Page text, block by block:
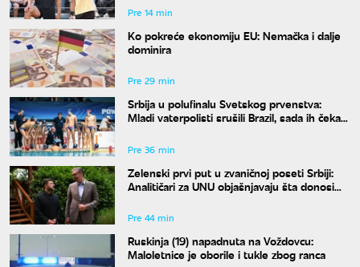
Pre 14 min
Ko pokreće ekonomiju EU: Nemačka i dalje
dominira
Pre 29 min
Srbija u polufinalu Svetskog prvenstva:
Mladi vaterpolisti srušili Brazil, sada ih čeka
Pre 36 min
Zelenski prvi put u zvaničnoj poseti Srbiji:
Analitičari za UNU objašnjavaju šta donosi
Moskva
Pre 44 min
Ruskinja (19) napadnuta na Voždovcu:
Maloletnice je oborile i tukle zbog ranca